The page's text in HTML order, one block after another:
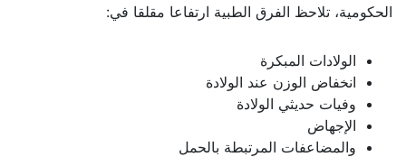
الحكومية، تلاحظ الفرق الطبية ارتفاعا مقلقا في:
الولادات المبكرة
انخفاض الوزن عند الولادة
وفيات حديثي الولادة
الإجهاض
والمضاعفات المرتبطة بالحمل